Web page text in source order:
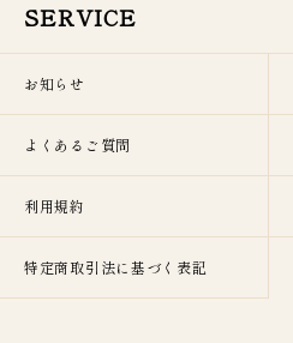
SERVICE
お知らせ
よくあるご質問
利用規約
特定商取引法に基づく表記